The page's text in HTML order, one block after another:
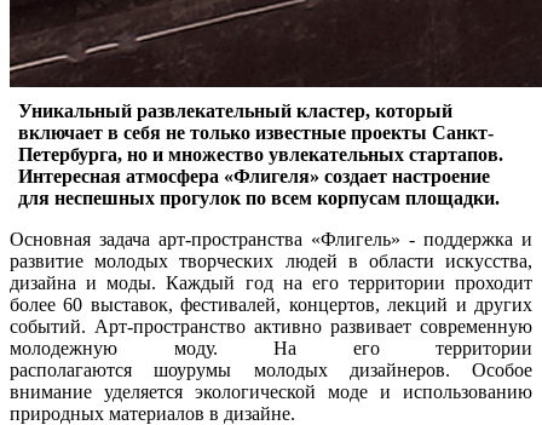
Уникальный развлекательный кластер, который
включает в себя не только известные проекты Санкт-
Петербурга, но и множество увлекательных стартапов.
Интересная атмосфера «Флигеля» создает настроение
для неспешных прогулок по всем корпусам площадки.
Основная задача арт-пространства «Флигель» - поддержка и
развитие молодых творческих людей в области искусства,
дизайна и моды. Каждый год на его территории проходит
более 60 выставок, фестивалей, концертов, лекций и других
событий. Арт-пространство активно развивает современную
молодежную моду. На его территории
располагаются шоурумы молодых дизайнеров. Особое
внимание уделяется экологической моде и использованию
природных материалов в дизайне.